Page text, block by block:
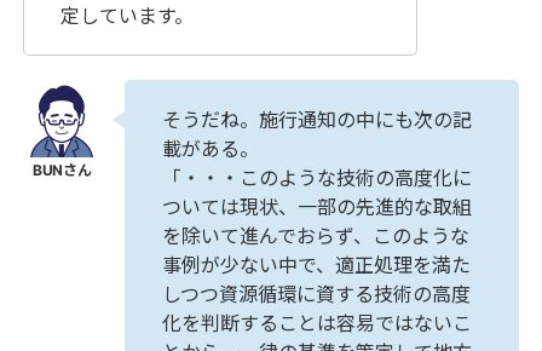
定しています。
そうだね。施行通知の中にも次の記
載がある。
「・・・このような技術の高度化に
ついては現状、一部の先進的な取組
を除いて進んでおらず、このような
事例が少ない中で、適正処理を満た
しつつ資源循環に資する技術の高度
化を判断することは容易ではないこ